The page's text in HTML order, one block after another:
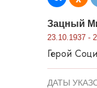
Зацный
23.10.1937 -
Герой
ДАТЫ